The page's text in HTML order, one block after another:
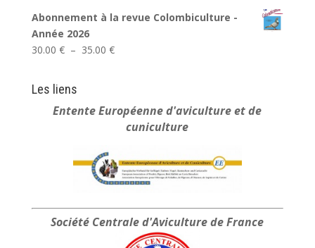
Abonnement à la revue Colombiculture -
Année 2026
30.00 € – 35.00 €Plage
à
35.00 €
Les liens
Entente Européenned'aviculture et de
cuniculture
Société Centraled'Aviculture de France